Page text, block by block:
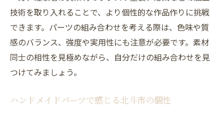
技術を取り入れることで、より個性的な作品作りに挑戦
できます。パーツの組み合わせを考える際は、色味や質
感のバランス、強度や実用性にも注意が必要です。素材
同士の相性を見極めながら、自分だけの組み合わせを見
つけてみましょう。
ハンドメイドパーツで感じる北斗市の個性